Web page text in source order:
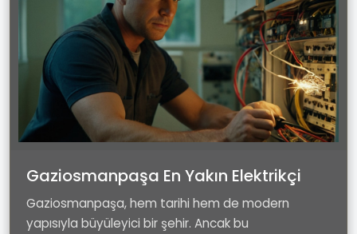
Gaziosmanpaşa En Yakın Elektrikçi
Gaziosmanpaşa, hem tarihi hem de modern
yapısıyla büyüleyici bir şehir. Ancak bu